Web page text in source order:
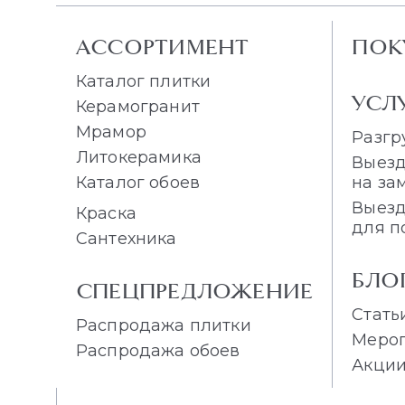
АССОРТИМЕНТ
Каталог плитки
Керамогранит
Мрамор
Литокерамика
Каталог обоев
Краска
Сантехника
СПЕЦПРЕДЛОЖЕНИЕ
Распродажа плитки
Распродажа обоев
на
для
Акции